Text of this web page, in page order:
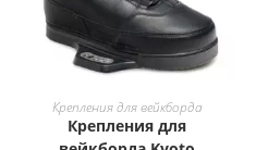
ВЫБЕРИТЕ ПАРАМЕТРЫ
товар
имеет
несколько
Крепления для вейкборда
Крепления для